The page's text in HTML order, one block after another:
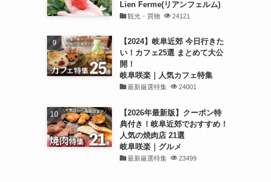
Lien Ferme(リアンフェルム)
観光・買物 24121
【2024】岐阜近郊 今日行きた
い！カフェ25選 まとめて大公
開！
岐阜咲楽｜人気カフェ特集
最新厳選特集 24001
【2026年最新版】クーポン特
典付き！岐阜近郊でおすすめ！
人気の焼肉店 21選
岐阜咲楽｜グルメ
最新厳選特集 23499